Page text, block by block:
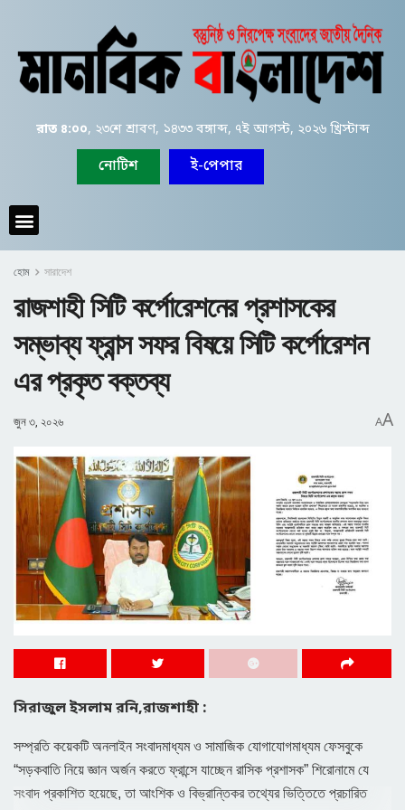
রাত ৪:০০, ২৩শে শ্রাবণ, ১৪৩৩ বঙ্গাব্দ, ৭ই আগস্ট, ২০২৬ খ্রিস্টাব্দ
নোটিশ ই-পেপার
হোম সারাদেশ
রাজশাহী সিটি কর্পোরেশনের প্রশাসকের
সম্ভাব্য ফ্রান্স সফর বিষয়ে সিটি কর্পোরেশন
এর প্রকৃত বক্তব্য
জুন ৩, ২০২৬ AA
সিরাজুল ইসলাম রনি,রাজশাহী :
সম্প্রতি কয়েকটি অনলাইন সংবাদমাধ্যম ও সামাজিক যোগাযোগমাধ্যম ফেসবুকে
“সড়কবাতি নিয়ে জ্ঞান অর্জন করতে ফ্রান্সে যাচ্ছেন রাসিক প্রশাসক” শিরোনামে যে
সংবাদ প্রকাশিত হয়েছে, তা আংশিক ও বিভ্রান্তিকর তথ্যের ভিত্তিতে প্রচারিত